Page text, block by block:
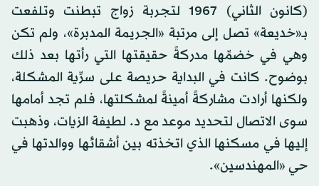
(كانون الثاني) 1967 لتجربة زواج تبطنت وتلفعت
بـ«خديعة» تصل إلى مرتبة «الجريمة المدبرة»، ولم تكن
وهي في خضمِّها مدركةً حقيقتها التي رأتها بعد ذلك
بوضوح. كانت في البداية حريصة على سرِّية المشكلة،
ولكنها أرادت مشاركةً أمينةً لمشكلتها، فلم تجد أمامها
سوى الاتصال لتحديد موعد مع د. لطيفة الزيات، وذهبت
إليها في مسكنها الذي اتخذته بين أشقائها ووالدتها في
حي «المهندسين».